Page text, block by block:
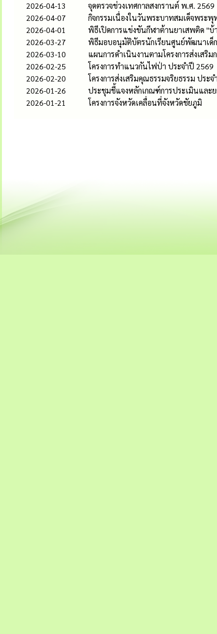
2026-04-13
จุดตรวจช่วงเทศกาลสงกรานต์ พ.ศ. 2569
2026-04-07
กิจกรรมเนื่องในวันพระบาทสมเด็จพระ
2026-04-01
พิธีเปิดการแข่งขันกีฬาต้านยาเสพติด "บ้
2026-03-27
พิธีมอบอนุมัติบัตรนักเรียนศูนย์พัฒนาเด็ก
2026-03-10
แผนการดำเนินงานตามโครงการส่งเส
2026-02-25
โครงการทำแนวกันไฟป่า ประจำปี 2569
2026-02-20
โครงการส่งเสริมคุณธรรมจริยธรรม ประ
2026-01-26
ประชุมชี้แจงหลักเกณฑ์การประเมินและ
2026-01-21
โครงการจังหวัดเคลื่อนที่จังหวัดชัยภูมิ